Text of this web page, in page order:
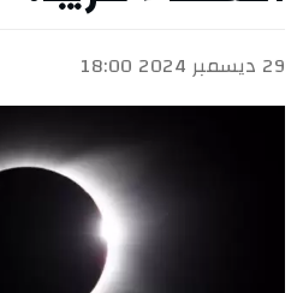
29 ديسمبر 2024 18:00